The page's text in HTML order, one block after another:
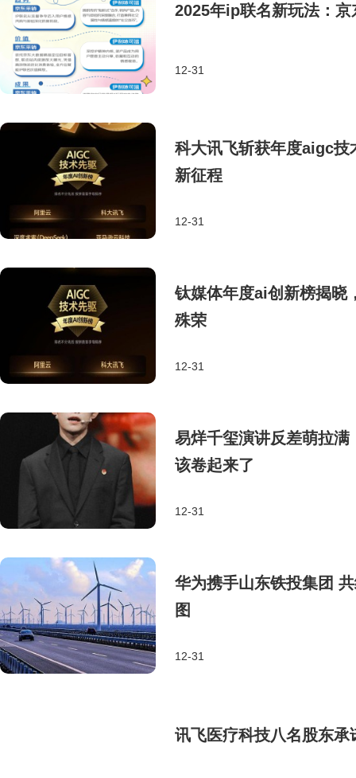
2025年ip联名新玩法：
12-31
科大讯飞斩获年度aigc技
新征程
12-31
钛媒体年度ai创新榜揭晓
殊荣
12-31
易烊千玺演讲反差萌拉
该卷起来了
12-31
华为携手山东铁投集团
图
12-31
讯飞医疗科技八名股东